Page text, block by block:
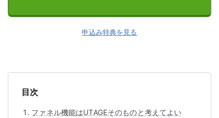
申込み特典を見る
目次
ファネル機能はUTAGEそのものと考えてよい